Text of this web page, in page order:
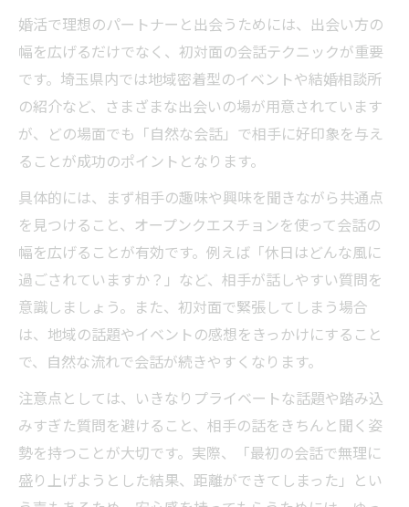
婚活で理想のパートナーと出会うためには、出会い方の
幅を広げるだけでなく、初対面の会話テクニックが重要
です。埼玉県内では地域密着型のイベントや結婚相談所
の紹介など、さまざまな出会いの場が用意されています
が、どの場面でも「自然な会話」で相手に好印象を与え
ることが成功のポイントとなります。
具体的には、まず相手の趣味や興味を聞きながら共通点
を見つけること、オープンクエスチョンを使って会話の
幅を広げることが有効です。例えば「休日はどんな風に
過ごされていますか？」など、相手が話しやすい質問を
意識しましょう。また、初対面で緊張してしまう場合
は、地域の話題やイベントの感想をきっかけにすること
で、自然な流れで会話が続きやすくなります。
注意点としては、いきなりプライベートな話題や踏み込
みすぎた質問を避けること、相手の話をきちんと聞く姿
勢を持つことが大切です。実際、「最初の会話で無理に
盛り上げようとした結果、距離ができてしまった」とい